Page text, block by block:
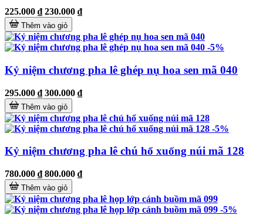
225.000 ₫230.000 ₫
Thêm vào giỏ
-5%
Kỷ niệm chương pha lê ghép nụ hoa sen mã 040
295.000 ₫300.000 ₫
Thêm vào giỏ
-5%
Kỷ niệm chương pha lê chú hổ xuống núi mã 128
780.000 ₫800.000 ₫
Thêm vào giỏ
-5%